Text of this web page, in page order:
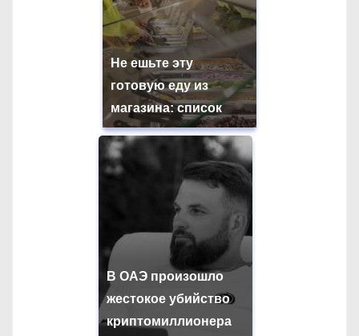
Не ешьте эту
готовую еду из
магазина: список
В ОАЭ произошло
жестокое убийство
криптомиллионера